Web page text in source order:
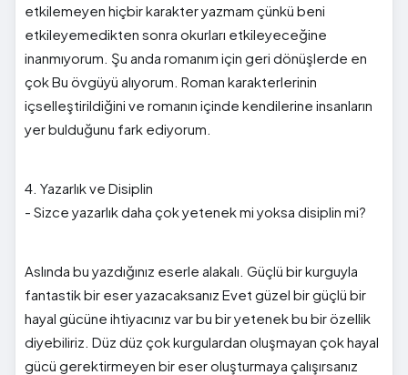
etkilemeyen hiçbir karakter yazmam çünkü beni
etkileyemedikten sonra okurları etkileyeceğine
inanmıyorum. Şu anda romanım için geri dönüşlerde en
çok Bu övgüyü alıyorum. Roman karakterlerinin
içselleştirildiğini ve romanın içinde kendilerine insanların
yer bulduğunu fark ediyorum.
4. Yazarlık ve Disiplin
- Sizce yazarlık daha çok yetenek mi yoksa disiplin mi?
Aslında bu yazdığınız eserle alakalı. Güçlü bir kurguyla
fantastik bir eser yazacaksanız Evet güzel bir güçlü bir
hayal gücüne ihtiyacınız var bu bir yetenek bu bir özellik
diyebiliriz. Düz düz çok kurgulardan oluşmayan çok hayal
gücü gerektirmeyen bir eser oluşturmaya çalışırsanız